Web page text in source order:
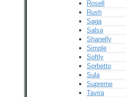
Rosell
Rush
Saga
Salsa
Shanelly
Simple
Softly
Sorbetto
Sula
Supreme
Tavira